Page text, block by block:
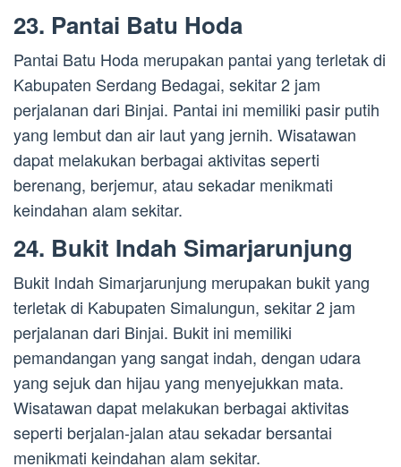
23. Pantai Batu Hoda
Pantai Batu Hoda merupakan pantai yang terletak di
Kabupaten Serdang Bedagai, sekitar 2 jam
perjalanan dari Binjai. Pantai ini memiliki pasir putih
yang lembut dan air laut yang jernih. Wisatawan
dapat melakukan berbagai aktivitas seperti
berenang, berjemur, atau sekadar menikmati
keindahan alam sekitar.
24. Bukit Indah Simarjarunjung
Bukit Indah Simarjarunjung merupakan bukit yang
terletak di Kabupaten Simalungun, sekitar 2 jam
perjalanan dari Binjai. Bukit ini memiliki
pemandangan yang sangat indah, dengan udara
yang sejuk dan hijau yang menyejukkan mata.
Wisatawan dapat melakukan berbagai aktivitas
seperti berjalan-jalan atau sekadar bersantai
menikmati keindahan alam sekitar.